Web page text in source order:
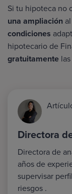
Si tu hipoteca no
una ampliación
condiciones
hipotecario de
gratuitamente
Directora
Directora de
años de
supervisar
riesgos .